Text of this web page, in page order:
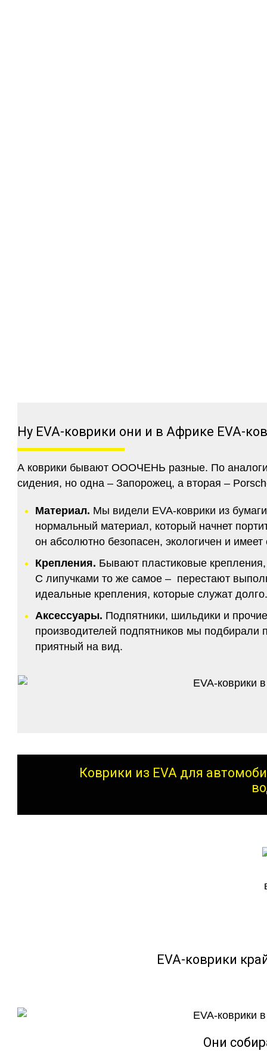
Ну EVA-коврики они и в Африке EVA-
А коврики бывают ОООЧЕНЬ разные. По
сидения, но одна – Запорожец, а вторая –
Материал. Мы видели EVA-коврики из
нормальный материал, который начнет
он абсолютно безопасен, экологичен и
Крепления. Бывают пластиковые
С липучками то же самое – перестают
идеальные крепления, которые служат
Аксессуары. Подпятники, шильдики и
производителей подпятников мы подбирали
приятный на вид.
Коврики из EVA для
EVA-коврики
Они